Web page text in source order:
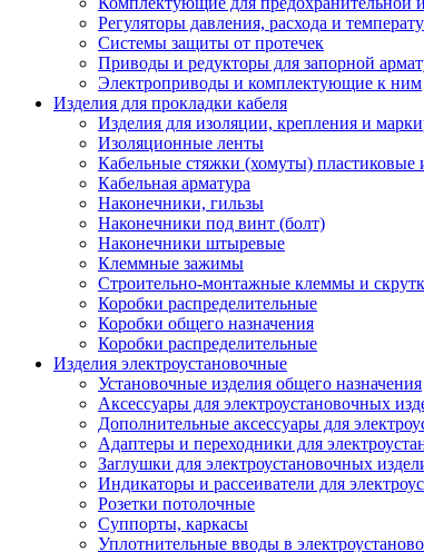
Регуляторы давления, расхода и
Системы защиты от протечек
Приводы и редукторы для запорной
Электроприводы и комплектующие к ним
Изделия для прокладки кабеля
Изделия для изоляции, крепления и
Изоляционные ленты
Кабельные стяжки (хомуты)
Кабельная арматура
Наконечники, гильзы
Наконечники под винт (болт)
Наконечники штыревые
Клеммные зажимы
Строительно-монтажные клеммы и
Коробки распределительные
Коробки общего назначения
Коробки распределительные
Изделия электроустановочные
Установочные изделия общего назначения
Аксессуары для электроустановочных
Дополнительные аксессуары для
Адаптеры и переходники для
Заглушки для электроустановочных
Индикаторы и рассеиватели для
Розетки потолочные
Суппорты, каркасы
Уплотнительные вводы в